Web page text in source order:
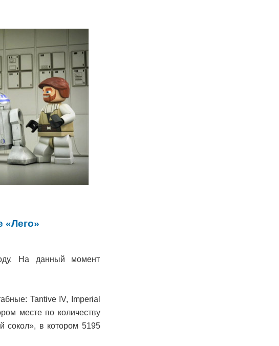
«Лего»
На данный момент
Tantive IV, Imperial
месте по количеству
сокол», в котором 5195